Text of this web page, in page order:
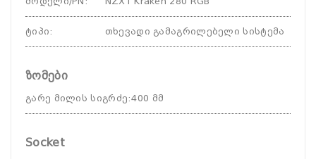
ტიპი: თხევადი გამაგრილებელი სისტემა
ზომები
გარე მილის სიგრძე:400 მმ
Socket